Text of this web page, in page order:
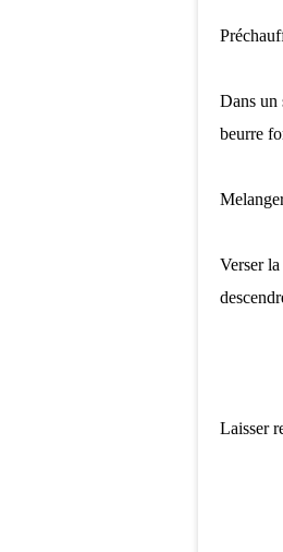
Dans un
beurre
Verser
Laisser